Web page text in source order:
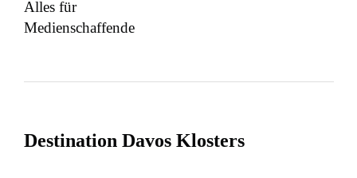
Alles für
Medienschaffende
Destination Davos Klosters